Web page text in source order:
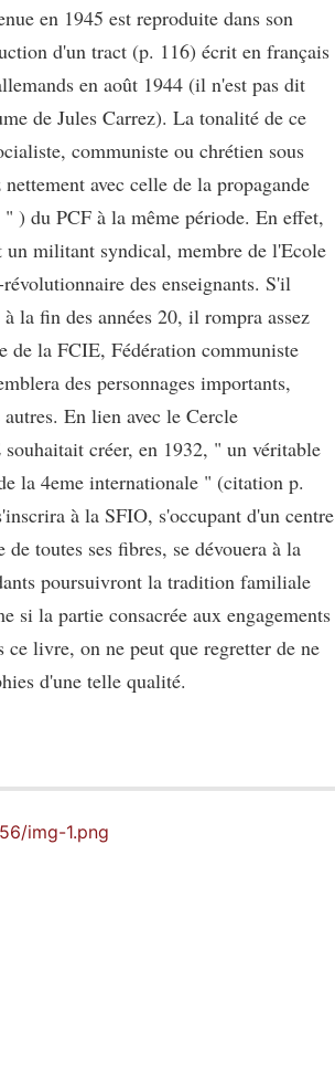
en 1945 est reproduite dans son
d'un tract (p. 116) écrit en français
en août 1944 (il n'est pas dit
de Jules Carrez). La tonalité de ce
communiste ou chrétien sous
avec celle de la propagande
) du PCF à la même période. En effet,
un militant syndical, membre de l'Ecole
des enseignants. S'il
la fin des années 20, il rompra assez
de la FCIE, Fédération communiste
des personnages importants,
En lien avec le Cercle
créer, en 1932, " un véritable
la 4eme internationale " (citation p.
à la SFIO, s'occupant d'un centre
toutes ses fibres, se dévouera à la
poursuivront la tradition familiale
si la partie consacrée aux engagements
ce livre, on ne peut que regretter de ne
d'une telle qualité.
img-1.png